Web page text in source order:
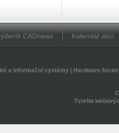
CADnews Kalendář akcí
a informační systémy| Hardware forum
Tvorba